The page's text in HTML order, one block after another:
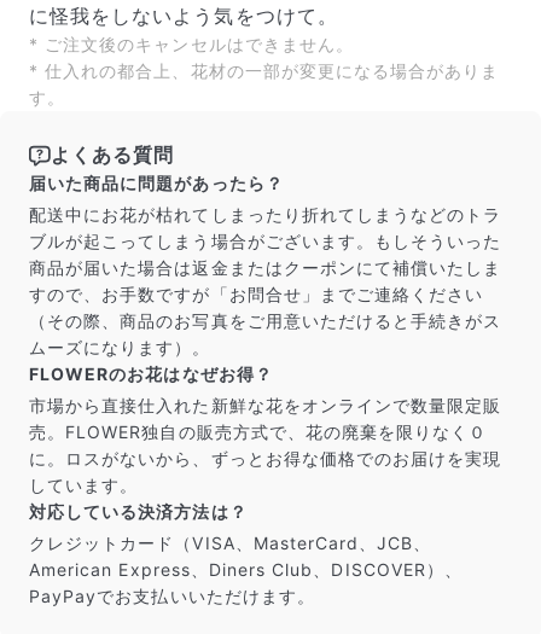
に怪我をしないよう気をつけて。
* ご注文後のキャンセルはできません。
* 仕入れの都合上、花材の一部が変更になる場合がありま
す。
よくある質問
届いた商品に問題があったら？
配送中にお花が枯れてしまったり折れてしまうなどのトラ
ブルが起こってしまう場合がございます。もしそういった
商品が届いた場合は返金またはクーポンにて補償いたしま
すので、お手数ですが「お問合せ」までご連絡ください
（その際、商品のお写真をご用意いただけると手続きがス
ムーズになります）。
FLOWERのお花はなぜお得？
市場から直接仕入れた新鮮な花をオンラインで数量限定販
売。FLOWER独自の販売方式で、花の廃棄を限りなく０
に。ロスがないから、ずっとお得な価格でのお届けを実現
しています。
対応している決済方法は？
クレジットカード（VISA、MasterCard、JCB、
American Express、Diners Club、DISCOVER）、
PayPayでお支払いいただけます。